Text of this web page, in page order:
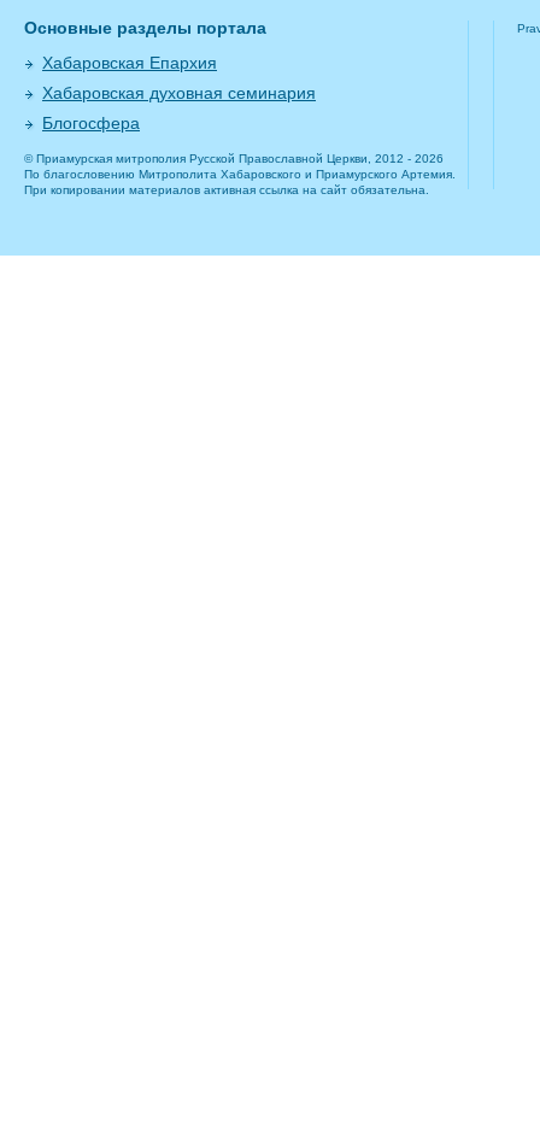
Основные разделы портала
Хабаровская Епархия
Хабаровская духовная семинария
Блогосфера
© Приамурская митрополия Русской Православной Церкви, 2012 - 2026
По благословению Митрополита Хабаровского и Приамурского Артемия.
При копировании материалов активная ссылка на сайт обязательна.